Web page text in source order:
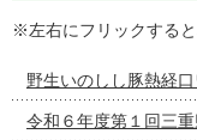
※左右にフリックすると
野生いのしし豚熱経
令和６年度第１回三